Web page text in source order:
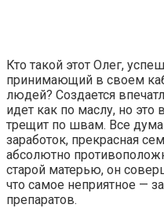
Кто такой этот Олег,
принимающий в своем
людей? Создается
идет как по маслу, но
трещит по швам. Все
заработок, прекрасная
абсолютно
старой матерью, он
что самое неприятное —
препаратов.